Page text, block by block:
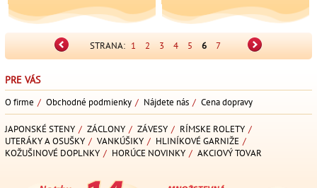
STRANA: 1 2 3 4 5 6 7
PRE VÁS
O firme / Obchodné podmienky / Nájdete nás / Cena dopravy
JAPONSKÉ STENY / ZÁCLONY / ZÁVESY / RÍMSKE ROLETY /
UTERÁKY A OSUŠKY / VANKÚŠIKY / HLINÍKOVÉ GARNIŽE /
KOŽUŠINOVÉ DOPLNKY / HORÚCE NOVINKY / AKCIOVÝ TOVAR